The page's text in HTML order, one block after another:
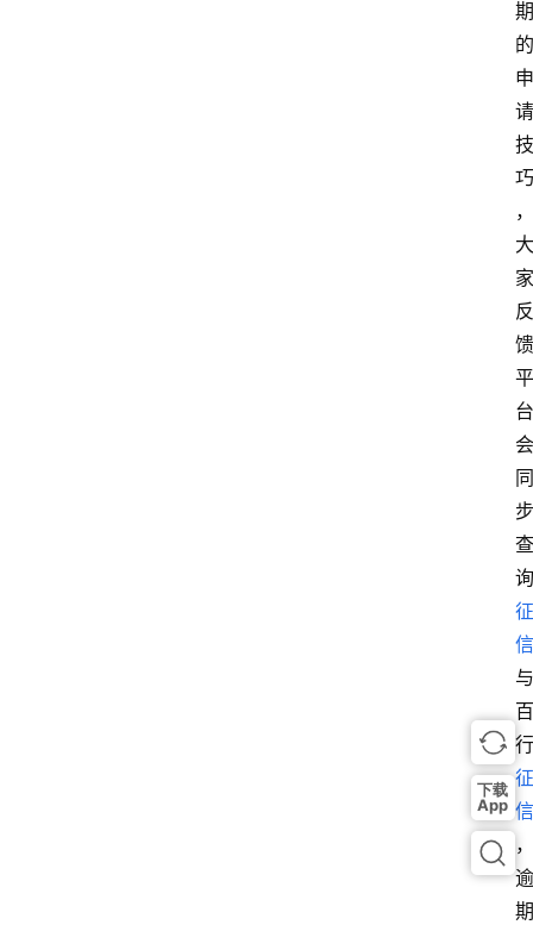
期
的
申
请
技
巧
，
大
家
反
馈
平
台
会
同
步
查
询
征
信
与
百
行
征
信
，
逾
期
下载
App